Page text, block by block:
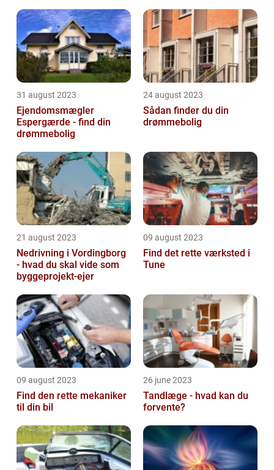
31 august 2023
Ejendomsmægler
Espergærde - find din
drømmebolig
24 august 2023
Sådan finder du din
drømmebolig
21 august 2023
Nedrivning i Vordingborg
- hvad du skal vide som
byggeprojekt-ejer
09 august 2023
Find det rette værksted i
Tune
09 august 2023
Find den rette mekaniker
til din bil
26 june 2023
Tandlæge - hvad kan du
forvente?